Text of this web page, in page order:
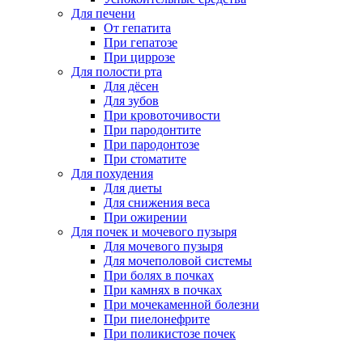
Для печени
От гепатита
При гепатозе
При циррозе
Для полости рта
Для дёсен
Для зубов
При кровоточивости
При пародонтите
При пародонтозе
При стоматите
Для похудения
Для диеты
Для снижения веса
При ожирении
Для почек и мочевого пузыря
Для мочевого пузыря
Для мочеполовой системы
При болях в почках
При камнях в почках
При мочекаменной болезни
При пиелонефрите
При поликистозе почек